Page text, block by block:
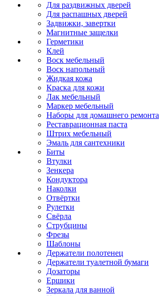
Для раздвижных дверей
Для распашных дверей
Задвижки, завертки
Магнитные защелки
Герметики
Клей
Воск мебельный
Воск напольный
Жидкая кожа
Краска для кожи
Лак мебельный
Маркер мебельный
Наборы для домашнего ремонта
Реставрационная паста
Штрих мебельный
Эмаль для сантехники
Биты
Втулки
Зенкера
Кондуктора
Наколки
Отвёртки
Рулетки
Свёрла
Струбцины
Фрезы
Шаблоны
Держатели полотенец
Держатели туалетной бумаги
Дозаторы
Ершики
Зеркала для ванной